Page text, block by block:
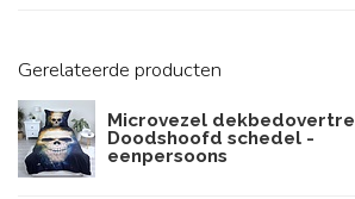
Gerelateerde producten
Microvezel
Doodshoofd schedel -
eenpersoons